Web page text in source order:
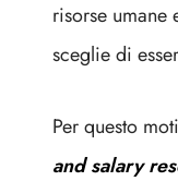
risorse umane
sceglie di
Per questo
and salary